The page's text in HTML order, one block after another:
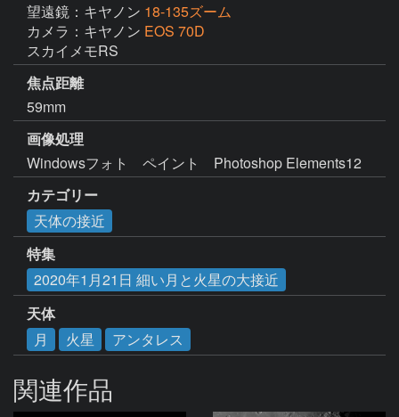
望遠鏡：キヤノン 18-135ズーム
カメラ：キヤノン EOS 70D
スカイメモRS
焦点距離
59mm
画像処理
Windowsフォト　ペイント　Photoshop Elements12
カテゴリー
天体の接近
特集
2020年1月21日 細い月と火星の大接近
天体
月
火星 アンタレス
関連作品